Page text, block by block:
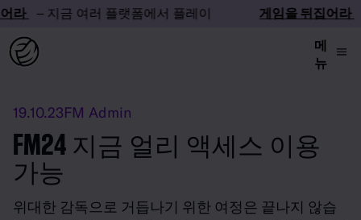
– 지금 여러 플랫폼에서 플레이 게임을 뒤집어라 –
메
뉴
19.10.23FM Admin
FM24 지금 얼리 액세스 이용
가능
위대한 감독으로 거듭나기 위한 여정은 끝나지 않습